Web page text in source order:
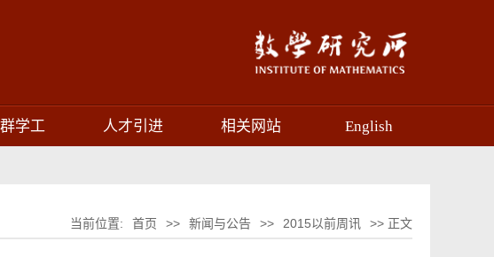
学工 人才引进 相关网站 English
当前位置: 首页 >> 新闻与公告 >> 2015以前周讯 >> 正文